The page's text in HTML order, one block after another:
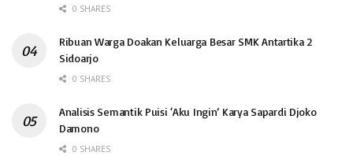
0 SHARES
Ribuan Warga Doakan Keluarga Besar SMK Antartika 2
Sidoarjo
0 SHARES
Analisis Semantik Puisi ‘Aku Ingin’ Karya Sapardi Djoko
Damono
0 SHARES